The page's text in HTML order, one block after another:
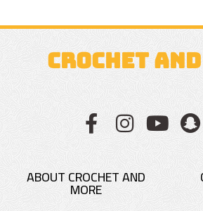
CROCHET
ABOUT CROCHET AND
MORE